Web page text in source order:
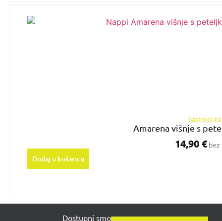
Sastojci
Amarena višnje s
14,90 €bez
Dodaj u košaricu
Dostupni smo